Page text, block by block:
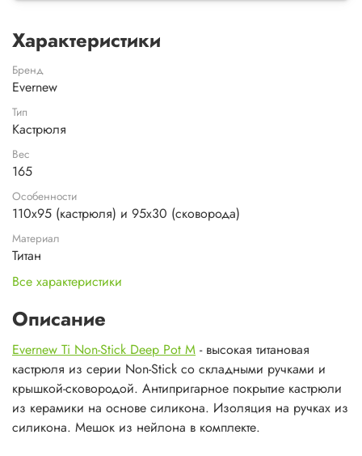
Характеристики
Бренд
Evernew
Тип
Кастрюля
Вес
165
Особенности
110х95 (кастрюля) и 95x30 (сковорода)
Материал
Титан
Все характеристики
Описание
Evernew Ti Non-Stick Deep Pot M - высокая титановая
кастрюля из серии Non-Stick со складными ручками и
крышкой-сковородой. Антипригарное покрытие кастрюли
из керамики на основе силикона. Изоляция на ручках из
силикона. Мешок из нейлона в комплекте.